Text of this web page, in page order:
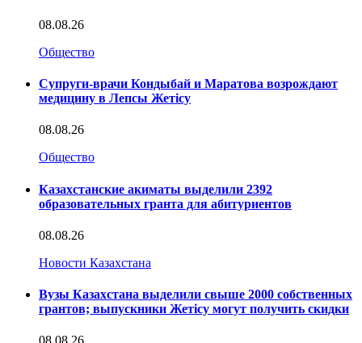
08.08.26
Общество
Супруги-врачи Кондыбай и Маратова возрождают
медицину в Лепсы Жетісу
08.08.26
Общество
Казахстанские акиматы выделили 2392
образовательных гранта для абитуриентов
08.08.26
Новости Казахстана
Вузы Казахстана выделили свыше 2000 собственных
грантов; выпускники Жетісу могут получить скидки